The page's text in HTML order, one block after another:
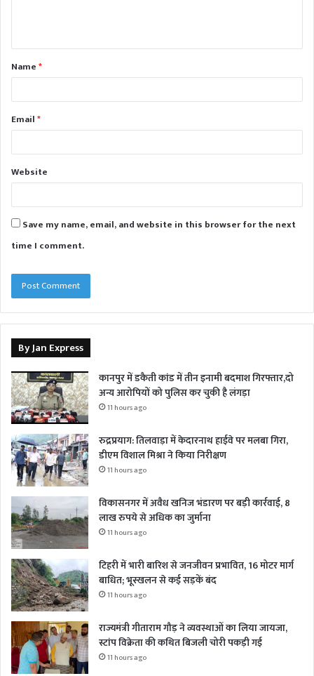
t
*Name*
Email*
Website
Save my name, email, and website in this browser for the next
time I comment.
By Jan Express
कानपुर में डकैती कांड में तीन इनामी बदमाश गिरफ्तार,दो
अन्य आरोपियों को पुलिस कर चुकी है लंगड़ा
11 hours ago
रुद्रप्रयाग: तिलवाड़ा में केदारनाथ हाईवे पर मलबा गिरा,
डीएम विशाल मिश्रा ने किया निरीक्षण
11 hours ago
विकासनगर में अवैध खनिज भंडारण पर बड़ी कार्रवाई, 8
लाख रुपये से अधिक का जुर्माना
11 hours ago
टिहरी में भारी बारिश से जनजीवन प्रभावित, 16 मोटर मार्ग
बाधित; भूस्खलन से कई सड़कें बंद
11 hours ago
राज्यमंत्री गीताराम गौड़ ने व्यवस्थाओं का लिया जायजा,
स्टांप विक्रेता की कथित बिजली चोरी पकड़ी गई
11 hours ago